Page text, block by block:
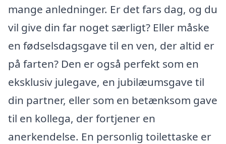
mange anledninger. Er det fars dag, og du
vil give din far noget særligt? Eller måske
en fødselsdagsgave til en ven, der altid er
på farten? Den er også perfekt som en
eksklusiv julegave, en jubilæumsgave til
din partner, eller som en betænksom gave
til en kollega, der fortjener en
anerkendelse. En personlig toilettaske er